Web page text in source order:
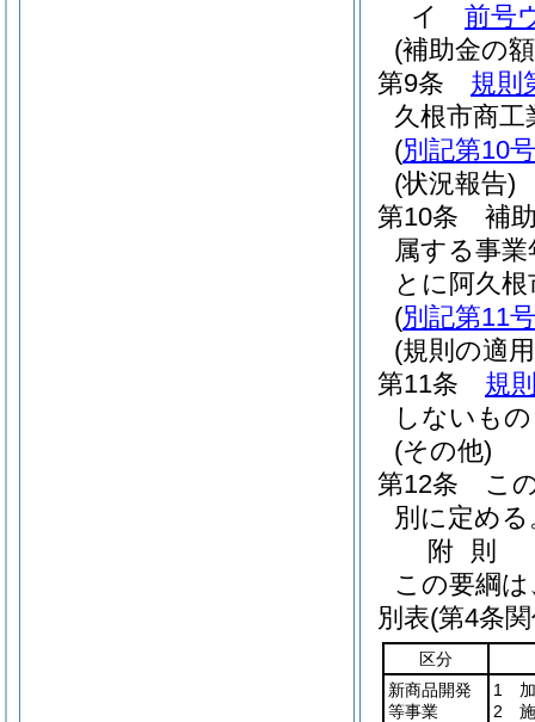
イ
前号
(補助金の
第9条
規則
久根市商工
(別記第10
(状況報告)
第10条
補
属する事
とに阿久
(別記第11
(規則の適
第11条
規
しないも
(その他)
第12条
こ
別に定める
附 則
この要綱
別表(第4条
区分
新商品開発
等事業
1 加
2 施